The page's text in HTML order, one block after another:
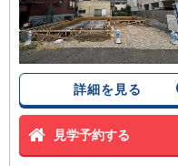
詳細を見る
見学予約する